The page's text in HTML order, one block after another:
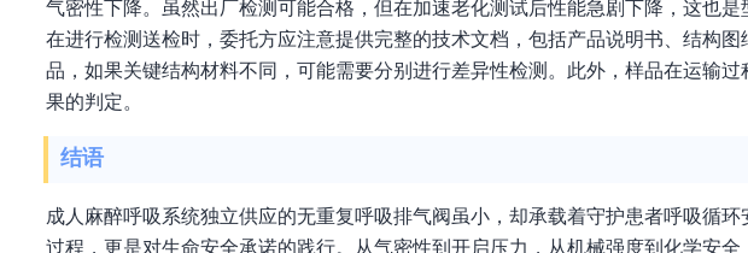
气密性下降。虽然出厂检测可能合格，但在加速老化测试后性能急剧下降，这也是
在进行检测送检时，委托方应注意提供完整的技术文档，包括产品说明书、结构
品，如果关键结构材料不同，可能需要分别进行差异性检测。此外，样品在运输
果的判定。
结语
成人麻醉呼吸系统独立供应的无重复呼吸排气阀虽小，却承载着守护患者呼吸循
过程，更是对生命安全承诺的践行。从气密性到开启压力，从机械强度到化学安